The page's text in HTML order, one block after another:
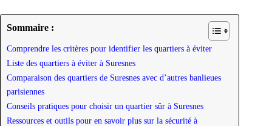
Sommaire :
Comprendre les critères pour identifier les quartiers à éviter
Liste des quartiers à éviter à Suresnes
Comparaison des quartiers de Suresnes avec d’autres banlieues
parisiennes
Conseils pratiques pour choisir un quartier sûr à Suresnes
Ressources et outils pour en savoir plus sur la sécurité à